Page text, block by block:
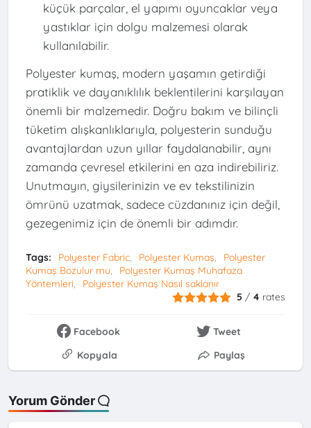
küçük parçalar, el yapımı oyuncaklar veya
yastıklar için dolgu malzemesi olarak
kullanılabilir.
Polyester kumaş, modern yaşamın getirdiği
pratiklik ve dayanıklılık beklentilerini karşılayan
önemli bir malzemedir. Doğru bakım ve bilinçli
tüketim alışkanlıklarıyla, polyesterin sunduğu
avantajlardan uzun yıllar faydalanabilir, aynı
zamanda çevresel etkilerini en aza indirebiliriz.
Unutmayın, giysilerinizin ve ev tekstilinizin
ömrünü uzatmak, sadece cüzdanınız için değil,
gezegenimiz için de önemli bir adımdır.
Tags: Polyester Fabric Polyester Kumaş
Polyester
Kumaş Bozulur mu
Polyester Kumaş Muhafaza
Yöntemleri
Polyester Kumaş Nasıl saklanır
5 / 4 rates
Facebook
Tweet
Kopyala
Paylaş
Yorum Gönder